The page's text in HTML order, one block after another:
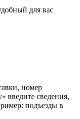
для вас
номер
введите сведения,
подъезды в